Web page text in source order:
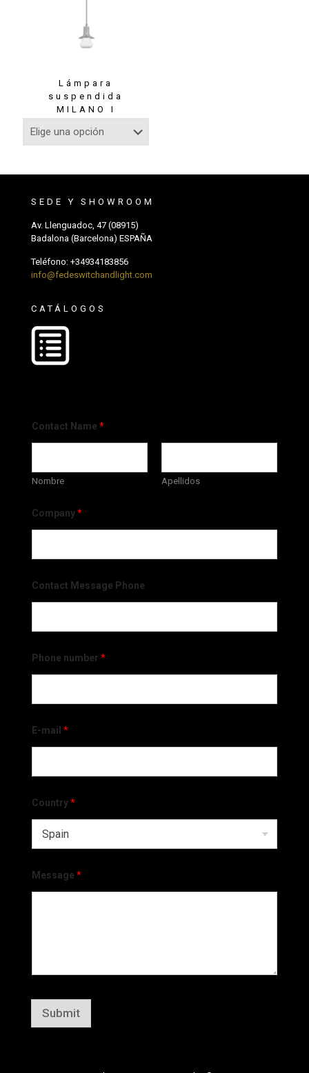
Lámpara
suspendida
MILANO I
SEDE Y SHOWROOM
Av. Llenguadoc, 47 (08915)
Badalona (Barcelona) ESPAÑA
Teléfono: +34934183856
info@fedeswitchandlight.com
CATÁLOGOS
Contact Name *
Nombre Apellidos
Company*
Contact Message Phone
Phone number *
E-mail *
Country*
Message *
Submit